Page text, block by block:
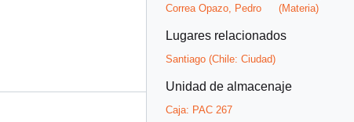
Correa Opazo, Pedro
(Materia)
Lugares relacionados
Santiago (Chile: Ciudad)
Unidad de almacenaje
Caja: PAC 267